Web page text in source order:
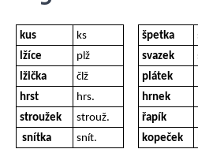
kus ks špetka
lžíce
plž svazek
lžička
člž plátek
hrst
hrs. hrnek
stroužek
strouž. řapík
snítka
snít. kopeček